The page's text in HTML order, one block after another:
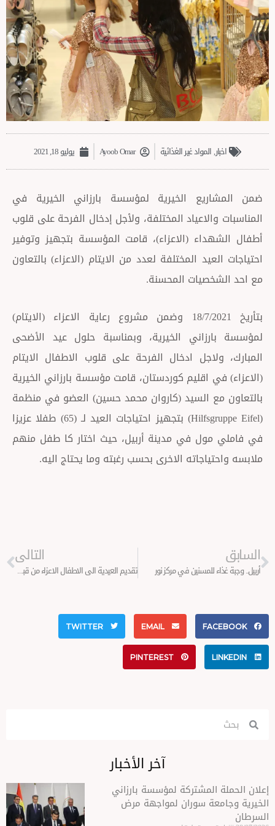
المواد غير الغذائية Ayoob Omar يوليو 18, 2021
الخيرية لمؤسسة بارزاني الخيرية في
المختلفة، ولأجل إدخال الفرحة على قلوب
(الاعزاء)، قامت المؤسسة بتجهيز وتوفير
المختلفة لعدد من الايتام (الاعزاء) بالتعاون
المحسنة.
بتأريخ 18/7/2021 وضمن مشروع رعاية الاعزاء (الايتام)
الخيرية، وبمناسبة حلول عيد الأضحى
ادخال الفرحة على قلوب الاطفال الايتام
اقليم كوردستان، قامت مؤسسة بارزاني الخيرية
السيد (كاروان محمد حسين) العضو في منظمة
(Hilfsgruppe Eifel) بتجهيز احتياجات العيد لـ (65) طفلا عزيزا
في مدينة أربيل، حيث اختار كا طفل منهم
الاخرى بحسب رغبته وما يحتاج اليه.
للمسنين في مركز نور تقديم العيدية الى الاطفال الاعزاء من قبل محسنين من بولندا
EMAIL
TWITTER
PINTEREST
لمؤسسة بارزاني
سوران لمواجهة مرض